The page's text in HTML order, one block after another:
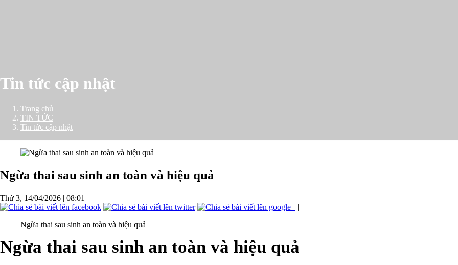
Tin tức cập nhật
Trang chủ
TIN TỨC
Tin tức cập nhật
Ngừa thai sau sinh an toàn và hiệu quả
Thứ 3, 14/04/2026 | 08:01
|
Ngừa thai sau sinh an toàn và hiệu quả
Ngừa thai sau sinh an toàn và hiệu quả